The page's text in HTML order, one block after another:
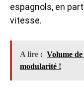
espagnols, en
vitesse.
A lire : Volume
modularité !